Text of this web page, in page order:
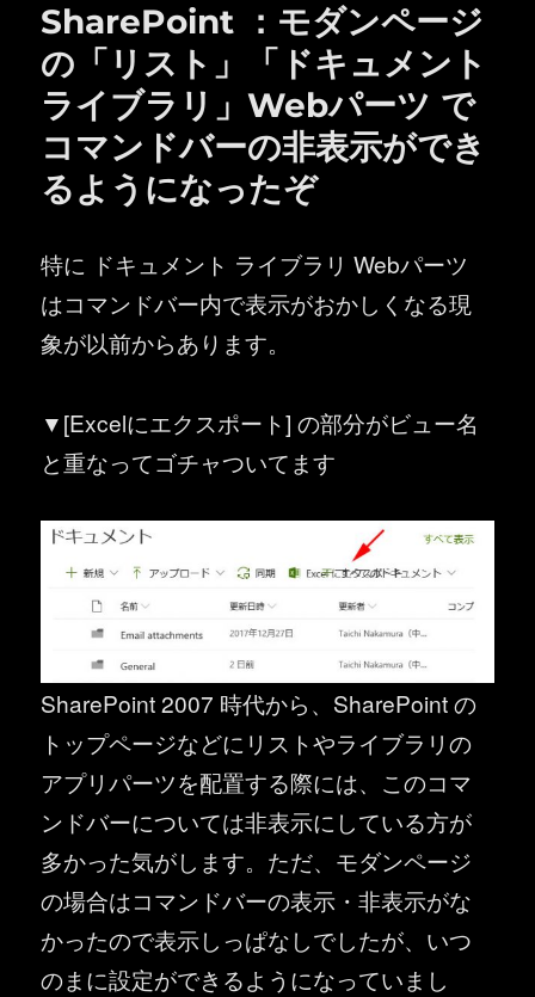
SharePoint ：モダンページ
の「リスト」「ドキュメント
ライブラリ」Webパーツ で
コマンドバーの非表示ができ
るようになったぞ
特に ドキュメント ライブラリ Webパーツ
はコマンドバー内で表示がおかしくなる現
象が以前からあります。
▼[Excelにエクスポート] の部分がビュー名
と重なってゴチャついてます
SharePoint 2007 時代から、SharePoint の
トップページなどにリストやライブラリの
アプリパーツを配置する際には、このコマ
ンドバーについては非表示にしている方が
多かった気がします。ただ、モダンページ
の場合はコマンドバーの表示・非表示がな
かったので表示しっぱなしでしたが、いつ
のまに設定ができるようになっていまし